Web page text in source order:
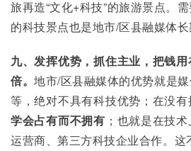
旅再造“文化+科技”的旅游景点。
的科技景点也是地市/区县融媒体长
九、发挥优势，抓住主业，把钱
倍。地市/区县融媒体的优势就是
等，绝对不具有科技优势；在没有
学会占有而不拥有 ；也就是在技
运营商、第三方科技企业合作。